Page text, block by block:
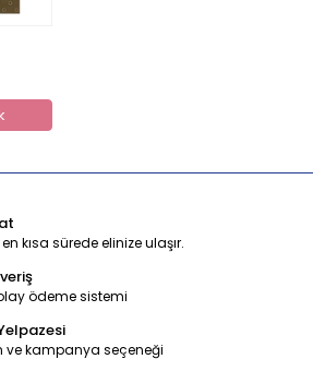
kısa sürede elinize ulaşır.
ödeme sistemi
ve kampanya seçeneği